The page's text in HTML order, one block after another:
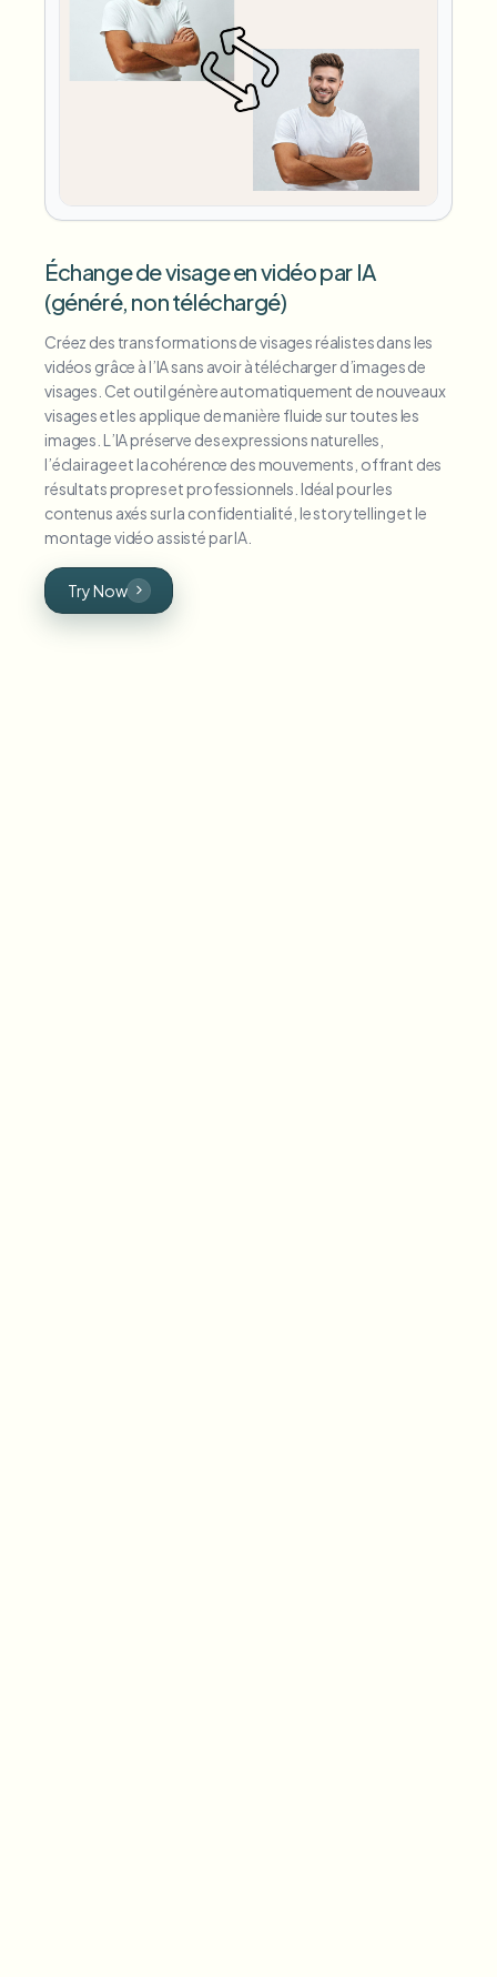
Échange de visage en vidéo par IA
(généré, non téléchargé)
Créez des transformations de visages réalistes dans les
vidéos grâce à l’IA sans avoir à télécharger d’images de
visages. Cet outil génère automatiquement de nouveaux
visages et les applique de manière fluide sur toutes les
images. L’IA préserve des expressions naturelles,
l’éclairage et la cohérence des mouvements, offrant des
résultats propres et professionnels. Idéal pour les
contenus axés sur la confidentialité, le storytelling et le
montage vidéo assisté par IA.
Try Now